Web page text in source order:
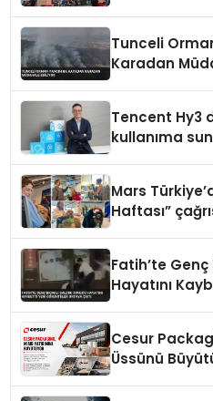
Tunceli
Karadan
Tencent Hy3
kullanıma
Mars
Haftası”
Fatih’te Genç
Hayatını
Cesur
Üssünü